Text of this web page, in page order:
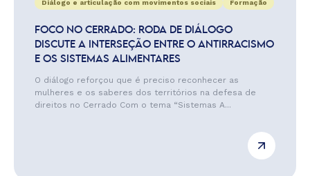
Diálogo e articulação com movimentos sociais Formação
FOCO NO CERRADO: RODA DE DIÁLOGO
DISCUTE A INTERSEÇÃO ENTRE O ANTIRRACISMO
E OS SISTEMAS ALIMENTARES
O diálogo reforçou que é preciso reconhecer as
mulheres e os saberes dos territórios na defesa de
direitos no Cerrado Com o tema “Sistemas A...